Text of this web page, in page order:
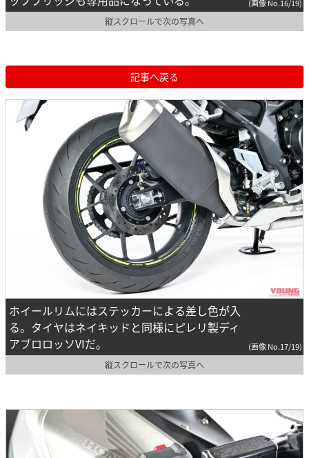
(画像 No.16/19)
縦スクロールで次の写真へ
記事へ戻る
ホイールリムにはステッカーによる差し色が入
る。タイヤはネイキッドと同様にピレリ製ディ
アブロロッソVIだ。
(画像 No.17/19)
縦スクロールで次の写真へ